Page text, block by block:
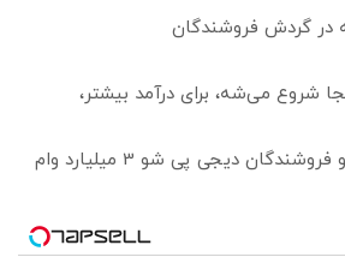
شروع می‌شه، برای درآمد بیشتر،
اگه فروشگاه داری عضو فروشندگان دیجی پی شو 3 میلیارد وام